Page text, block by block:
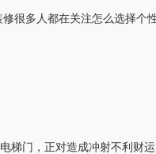
很多人都在关注怎么选择个
梯门，正对造成冲射不利财运